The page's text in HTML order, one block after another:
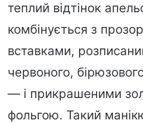
теплий відтінок
комбінується з
вставками,
червоного,
— і прикрашеними
фольгою. Такий